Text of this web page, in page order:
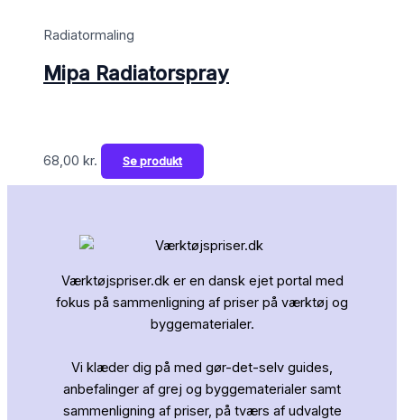
Radiatormaling
Mipa Radiatorspray
68,00 kr. Se produkt
Værktøjspriser.dk er en dansk ejet portal med
fokus på sammenligning af priser på værktøj og
byggematerialer.
Vi klæder dig på med gør-det-selv guides,
anbefalinger af grej og byggematerialer samt
sammenligning af priser, på tværs af udvalgte